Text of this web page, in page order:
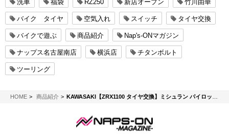
洗車 福袋 RZ250 新店オープン 竹川由華
バイク タイヤ 空気入れ スイッチ タイヤ交換
バイクで遊ぶ 商品紹介 Nap's-ONマガジン
ナップス名古屋南店 横浜店 チタンボルト
ツーリング
HOMENAPS-ON マガジン
商品紹介 KAWASAKI【ZRX1100 タイヤ交換】ミシュラン パイロットパワー2CT